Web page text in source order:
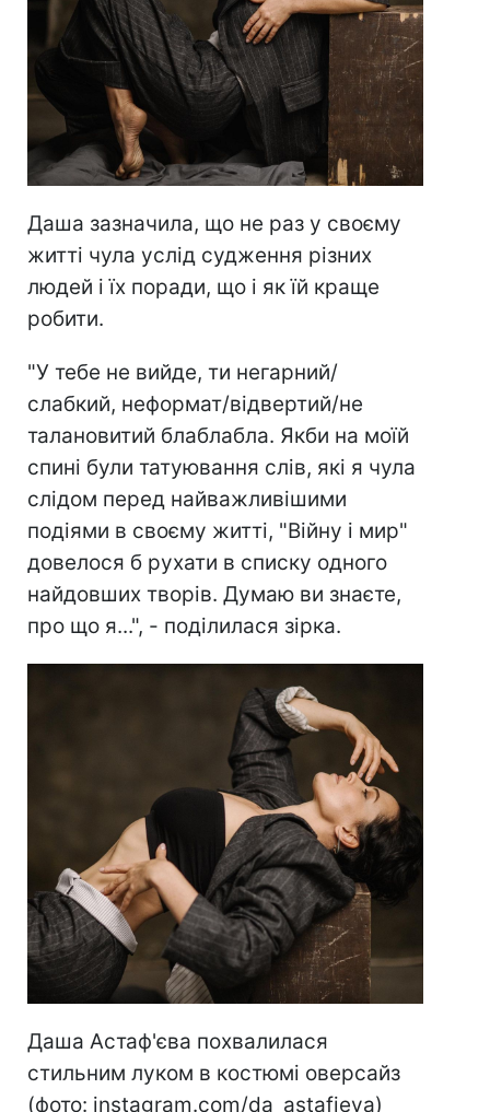
Даша зазначила, що не раз у своєму
житті чула услід судження різних
людей і їх поради, що і як їй краще
робити.
"У тебе не вийде, ти негарний/
слабкий, неформат/відвертий/не
талановитий блаблабла. Якби на моїй
спині були татуювання слів, які я чула
слідом перед найважливішими
подіями в своєму житті, "Війну і мир"
довелося б рухати в списку одного
найдовших творів. Думаю ви знаєте,
про що я...", - поділилася зірка.
Даша Астаф'єва похвалилася
стильним луком в костюмі оверсайз
(фото: instagram.com/da_astafieva)